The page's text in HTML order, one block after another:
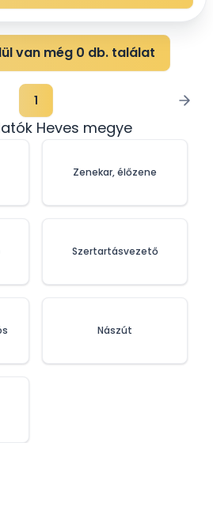
van még 0 db. találat
1
Heves megye
Zenekar, élőzene
Szertartásvezető
Nászút